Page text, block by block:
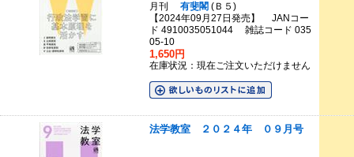
月刊 有斐閣 (Ｂ５)
【2024年09月27日発売】 JANコー
ド 4910035051044 雑誌コード 035
05-10
1,650円
在庫状況：現在ご注文いただけません
法学教室 ２０２４年 ０９月号